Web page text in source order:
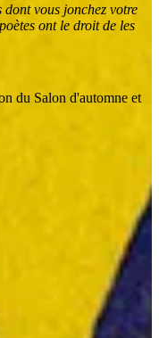
vous jonchez votre
ont le droit de les
du Salon d'automne et